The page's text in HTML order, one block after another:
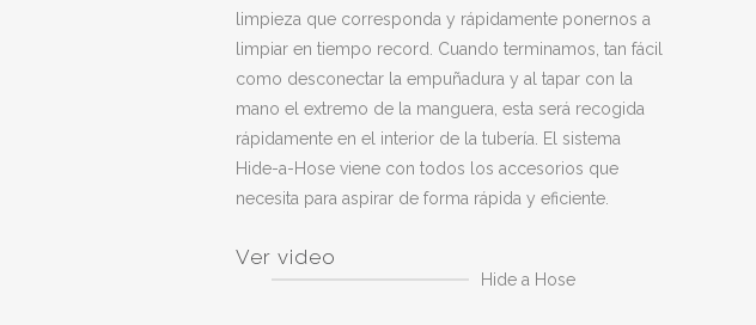
limpieza que corresponda y rápidamente ponernos a
limpiar en tiempo record. Cuando terminamos, tan fácil
como desconectar la empuñadura y al tapar con la
mano el extremo de la manguera, esta será recogida
rápidamente en el interior de la tubería. El sistema
Hide-a-Hose viene con todos los accesorios que
necesita para aspirar de forma rápida y eficiente.
Ver video
Hide a Hose